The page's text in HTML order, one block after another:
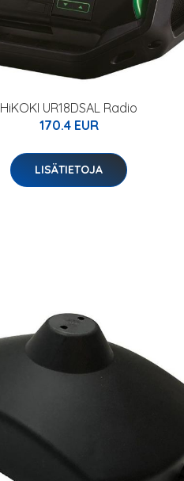
HiKOKI UR18DSAL Radio
170.4 EUR
LISÄTIETOJA